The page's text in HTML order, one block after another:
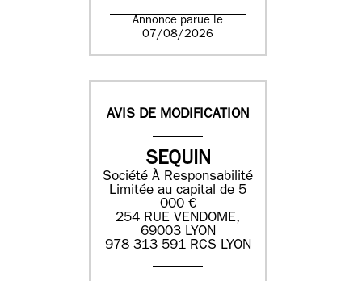
Annonce parue le
07/08/2026
AVIS DE MODIFICATION
SEQUIN
Société À Responsabilité
Limitée au capital de 5
000 €
254 RUE VENDOME,
69003 LYON
978 313 591 RCS LYON